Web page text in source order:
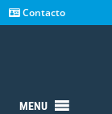
Contacto
MENU